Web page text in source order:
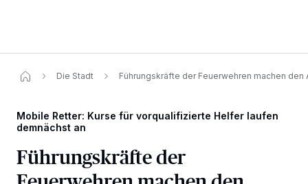
Die Stadt Führungskräfte der Feuerwehren machen den
Mobile Retter: Kurse für vorqualifizierte Helfer laufen
demnächst an
Führungskräfte der